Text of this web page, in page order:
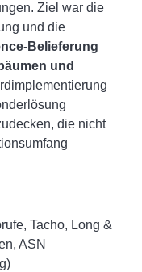
Ziel war die
und die
Belieferung
und
die nicht
Tacho, Long &
ASN